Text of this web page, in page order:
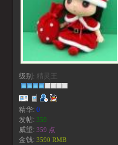
级别: 精灵王
精华: 0
发帖: 359
威望: 359 点
金钱: 3590 RMB